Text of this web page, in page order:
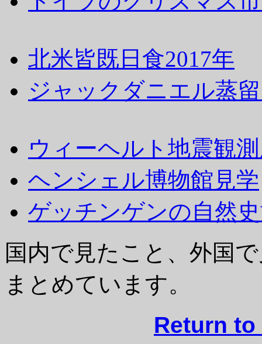
北米皆既日食2017年
ジャックダニエル蒸
ウィーヘルト地震観
ヘンシェル博物館見学
ゲッチンゲンの自然
国内で見たこと、外国
まとめています。
Return